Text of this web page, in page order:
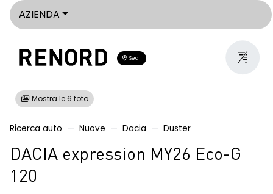
AZIENDA
Sedi
Mostra le 6 foto
Ricerca auto Nuove Dacia Duster
DACIA expression MY26 Eco-G
120